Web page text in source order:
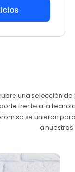
una selección
frente a la
se unieron
a nuestros